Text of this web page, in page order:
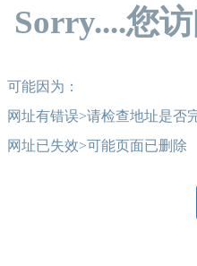
Sorry....您
可能因为：
网址有错误>请检查地址是否
网址已失效>可能页面已删除